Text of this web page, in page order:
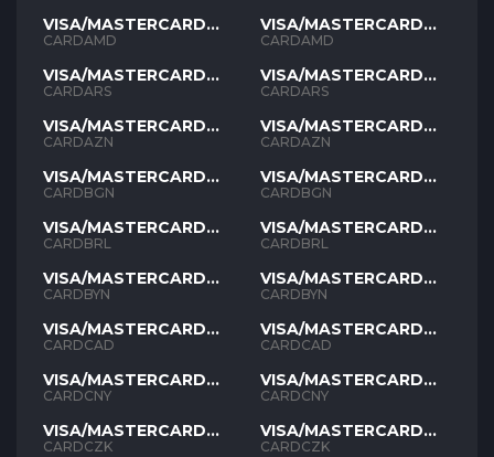
VISA/MASTERCARD
AMD
CARDAMD
VISA/MASTERCARD
ARS
CARDARS
VISA/MASTERCARD
AZN
CARDAZN
VISA/MASTERCARD
BGN
CARDBGN
VISA/MASTERCARD
BRL
CARDBRL
VISA/MASTERCARD
BYN
CARDBYN
VISA/MASTERCARD
CAD
CARDCAD
VISA/MASTERCARD
CNY
CARDCNY
VISA/MASTERCARD
CZK
CARDCZK
VISA/MASTERCARD
AMD
CARDAMD
VISA/MASTERCARD
ARS
CARDARS
VISA/MASTERCARD
AZN
CARDAZN
VISA/MASTERCARD
BGN
CARDBGN
VISA/MASTERCARD
BRL
CARDBRL
VISA/MASTERCARD
BYN
CARDBYN
VISA/MASTERCARD
CAD
CARDCAD
VISA/MASTERCARD
CNY
CARDCNY
VISA/MASTERCARD
CZK
CARDCZK